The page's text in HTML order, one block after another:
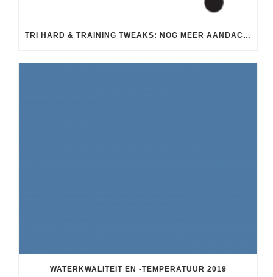
TRI HARD & TRAINING TWEAKS: NOG MEER AANDACHT VOOR WISSELCLINICS EN TRIATHLONTRAININGEN
WATERKWALITEIT EN -TEMPERATUUR 2019